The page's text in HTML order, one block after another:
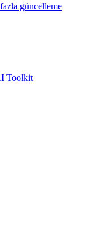
güncelleme
Toolkit